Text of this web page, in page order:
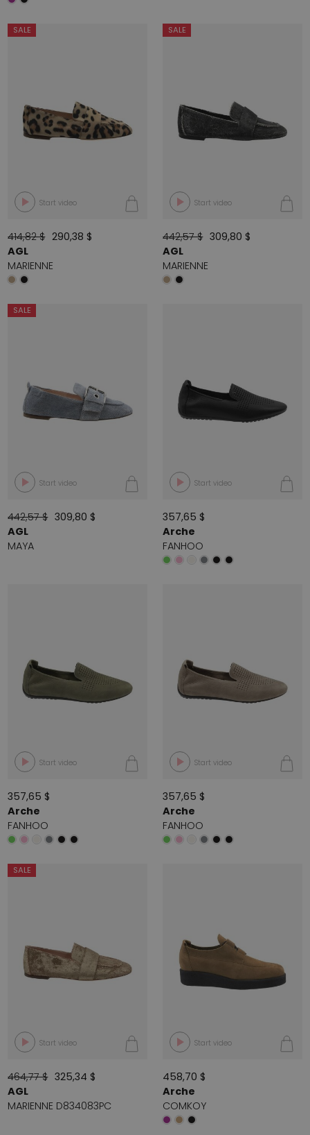
SALE
Start video
414,82 $ 290,38 $
AGL
MARIENNE
SALE
Start video
442,57 $ 309,80 $
AGL
MARIENNE
SALE
Start video
442,57 $ 309,80 $
AGL
MAYA
Start video
357,65 $
Arche
FANHOO
Start video
357,65 $
Arche
FANHOO
Start video
357,65 $
Arche
FANHOO
SALE
Start video
464,77 $ 325,34 $
AGL
MARIENNE D834083PC
Start video
458,70 $
Arche
COMKOY